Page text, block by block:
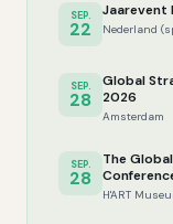
SEP.
22
Jaarevent
Nederland
SEP.
28
Global
2026
Amsterdam
SEP.
28
The
H'ART